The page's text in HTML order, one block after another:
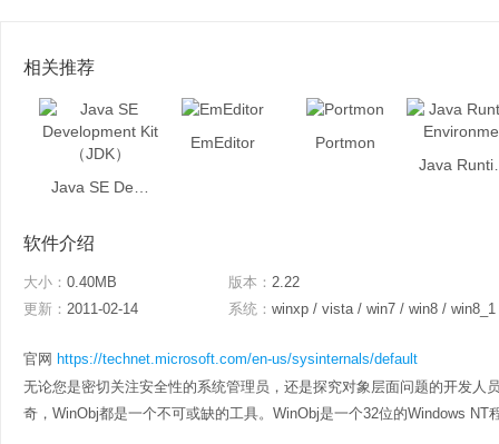
相关推荐
EmEditor
Portmon
软件介绍
大小： 0.40MB 版本： 2.22
更新： 2011-02-14 系统： winxp / vista / win7 / win8 / win8_1
官网 https://technet.microsoft.com/en-us/sysinternals/default
无论您是密切关注安全性的系统管理员，还是探究对象层面问题的开发人
奇，WinObj都是一个不可或缺的工具。WinObj是一个32位的Windows NT